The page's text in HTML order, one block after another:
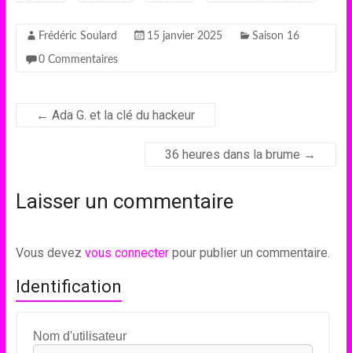
Frédéric Soulard 15 janvier 2025 Saison 16
0 Commentaires
← Ada G. et la clé du hackeur
36 heures dans la brume →
Laisser un commentaire
Vous devez vous connecterpour publier un commentaire.
Identification
Nom d'utilisateur